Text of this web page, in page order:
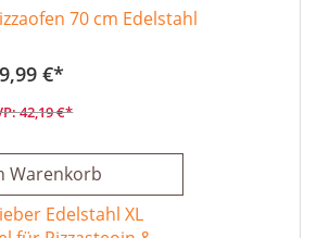
70 cm Edelstahl
€
42,19 €
Warenkorb